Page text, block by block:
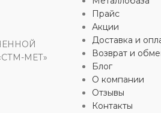
,целлюлоза
ОБЪЕМ
ЦВЕТ
МЕТ»
Прайс
Акции
Доставка и
Возврат и
Блог
О компании
Отзывы
Контакты